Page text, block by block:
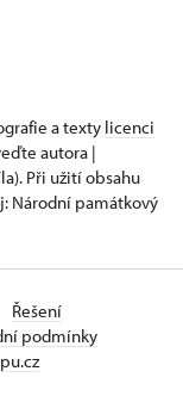
a texty licenci
autora |
Při užití obsahu
Národní památkový
Řešení
podmínky